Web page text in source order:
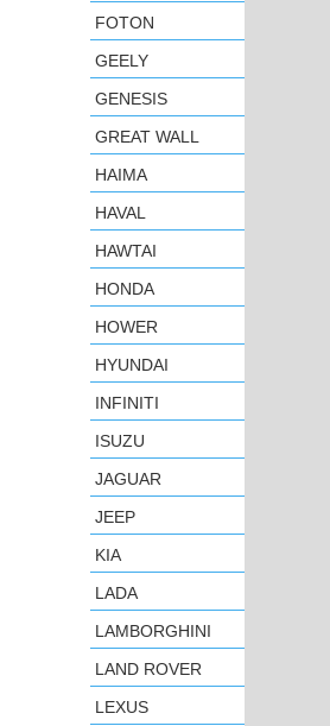
FOTON
GEELY
GENESIS
GREAT WALL
HAIMA
HAVAL
HAWTAI
HONDA
HOWER
HYUNDAI
INFINITI
ISUZU
JAGUAR
JEEP
KIA
LADA
LAMBORGHINI
LAND ROVER
LEXUS